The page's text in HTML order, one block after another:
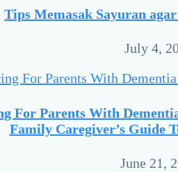
Tips Memasak Sayuran
July 4,
For Parents With
Family Caregiver’s Guide
June 21,